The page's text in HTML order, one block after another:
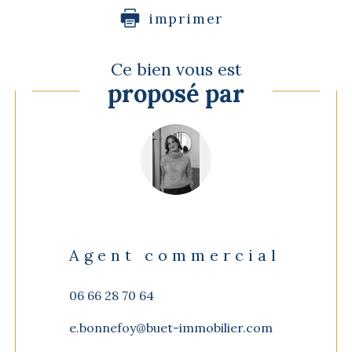
imprimer
Ce bien vous est
proposé par
Agent commercial
06 66 28 70 64
e.bonnefoy@buet-immobilier.com